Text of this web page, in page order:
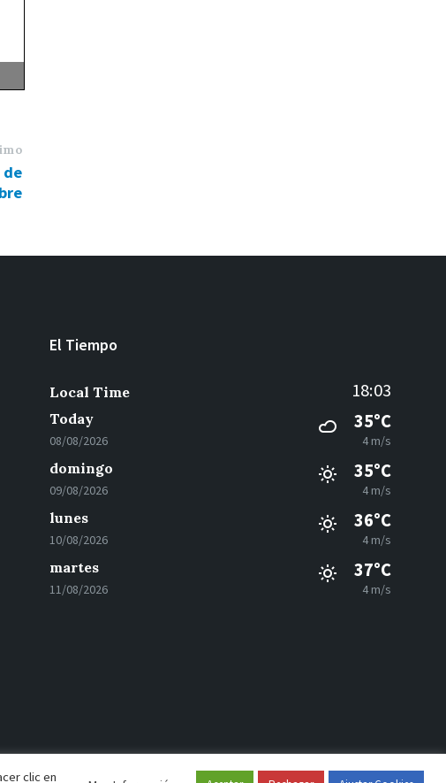
de
El Tiempo
Local Time 18:03
Today
08/08/2026
35°C
4 m/s
domingo
09/08/2026
35°C
4 m/s
lunes
10/08/2026
36°C
4 m/s
martes
11/08/2026
37°C
4 m/s
clic en